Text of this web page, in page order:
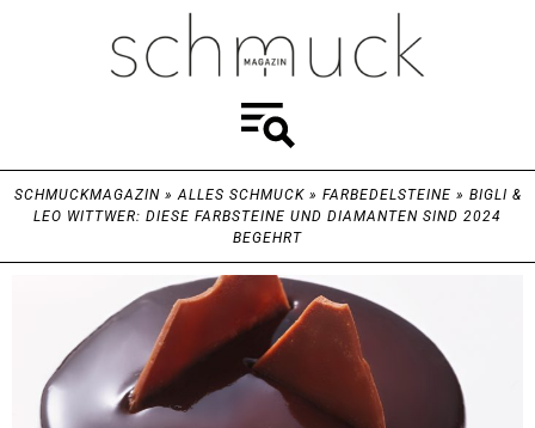
SCHMUCKMAGAZIN»ALLES SCHMUCK» FARBEDELSTEINE » BIGLI &
LEO WITTWER: DIESE FARBSTEINE UND DIAMANTEN SIND 2024
BEGEHRT